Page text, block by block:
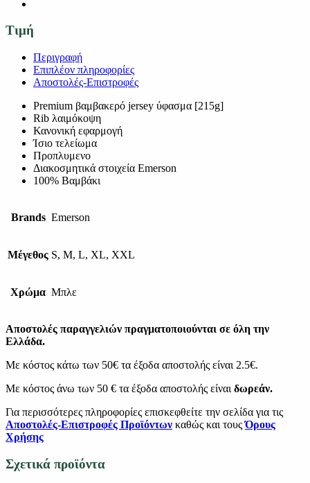
Τιμή
Περιγραφή
Επιπλέον πληροφορίες
Αποστολές-Επιστροφές
Premium βαμβακερό jersey ύφασμα [215g]
Rib λαιμόκοψη
Κανονική εφαρμογή
Ίσιο τελείωμα
Προπλυμενο
Διακοσμητικά στοιχεία Emerson
100% Βαμβάκι
Brands Emerson
Μέγεθος S, M, L, XL, XXL
Χρώμα Μπλε
Αποστολές παραγγελιών πραγματοποιούνται σε όλη την
Ελλάδα.
Με κόστος κάτω των 50€ τα έξοδα αποστολής είναι 2.5€.
Με κόστος άνω των 50 € τα έξοδα αποστολής είναι δωρεάν.
Για περισσότερες πληροφορίες επισκεφθείτε την σελίδα για τις
Αποστολές-Επιστροφές Προϊόντων καθώς και τουςΌρους
Χρήσης
Σχετικά προϊόντα